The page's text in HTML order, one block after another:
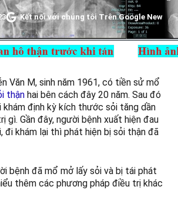
Kết nối với chúng tôi Trên Google New
Văn M, sinh năm 1961, có tiền sử mổ
thận hai bên cách đây 20 năm. Sau đó
khám định kỳ kích thước sỏi tăng dần
gì. Gần đây, người bệnh xuất hiện đau
đi khám lại thì phát hiện bị sỏi thận đã
bệnh đã mổ mở lấy sỏi và bị tái phát
thêm các phương pháp điều trị khác